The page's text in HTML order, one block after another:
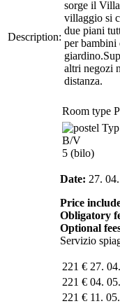
Description:
sorge il
villaggio si
due piani
per bambini
altri negozi
distanza.
Room type
Typ
B/V
5 (bilo)
Date: 27.
Price
Obligatory
Optional
Servizio
221 € 27.
221 € 04.
221 € 11.